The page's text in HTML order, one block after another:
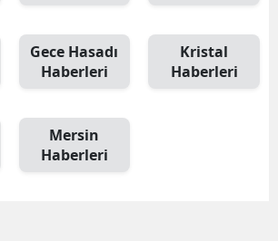
Gece Hasadı
Haberleri
Kristal
Haberleri
Mersin
Haberleri